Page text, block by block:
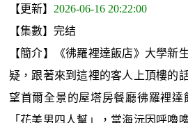
【更新】 2026-06-16 20:22:00
【集數】完结
【簡介】《彿羅裡達飯店》大學新
疑，跟著來到這裡的客人上頂樓的
望首爾全景的屋塔房餐廳彿羅裡達
「花美男四人幫」，當海沅因呼嚕